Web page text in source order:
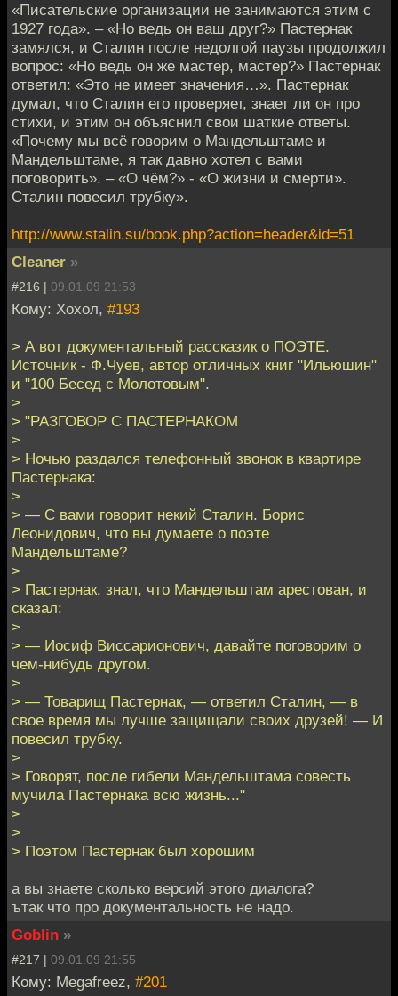
«Писательские организации не занимаются этим с
1927 года». – «Но ведь он ваш друг?» Пастернак
замялся, и Сталин после недолгой паузы продолжил
вопрос: «Но ведь он же мастер, мастер?» Пастернак
ответил: «Это не имеет значения…». Пастернак
думал, что Сталин его проверяет, знает ли он про
стихи, и этим он объяснил свои шаткие ответы.
«Почему мы всё говорим о Мандельштаме и
Мандельштаме, я так давно хотел с вами
поговорить». – «О чём?» - «О жизни и смерти».
Сталин повесил трубку».
http://www.stalin.su/book.php?action=header&id=51
Cleaner »
#216 | 09.01.09 21:53
Кому: Хохол, #193
> А вот документальный рассказик о ПОЭТЕ.
Источник - Ф.Чуев, автор отличных книг "Ильюшин"
и "100 Бесед с Молотовым".
>
> "РАЗГОВОР С ПАСТЕРНАКОМ
>
> Ночью раздался телефонный звонок в квартире
Пастернака:
>
> — С вами говорит некий Сталин. Борис
Леонидович, что вы думаете о поэте
Мандельштаме?
>
> Пастернак, знал, что Мандельштам арестован, и
сказал:
>
> — Иосиф Виссарионович, давайте поговорим о
чем-нибудь другом.
>
> — Товарищ Пастернак, — ответил Сталин, — в
свое время мы лучше защищали своих друзей! — И
повесил трубку.
>
> Говорят, после гибели Мандельштама совесть
мучила Пастернака всю жизнь..."
>
>
> Поэтом Пастернак был хорошим
а вы знаете сколько версий этого диалога?
ътак что про документальность не надо.
Goblin »
#217 | 09.01.09 21:55
Кому: Megafreez, #201